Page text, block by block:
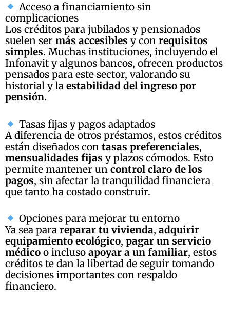
Acceso a financiamiento sin
complicaciones
Los créditos para jubilados y pensionados
suelen ser más accesibles y con requisitos
simples. Muchas instituciones, incluyendo el
Infonavit y algunos bancos, ofrecen productos
pensados para este sector, valorando su
historial y la estabilidad del ingreso por
pensión.
Tasas fijas y pagos adaptados
A diferencia de otros préstamos, estos créditos
están diseñados con tasas preferenciales,
mensualidades fijas y plazos cómodos. Esto
permite mantener un control claro de los
pagos, sin afectar la tranquilidad financiera
que tanto ha costado construir.
Opciones para mejorar tu entorno
Ya sea para reparar tu vivienda, adquirir
equipamiento ecológico, pagar un servicio
médico o incluso apoyar a un familiar, estos
créditos te dan la libertad de seguir tomando
decisiones importantes con respaldo
financiero.